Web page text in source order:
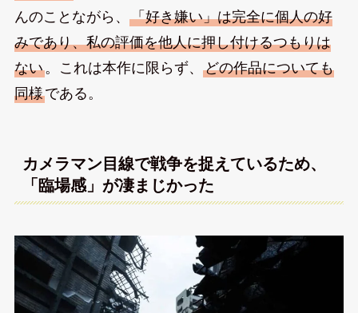
んのことながら、 「好き嫌い」は完全に個人の好
みであり、私の評価を他人に押し付けるつもりは
ない。これは本作に限らず、 どの作品についても
同様である。
カメラマン目線で戦争を捉えているため、
「臨場感」が凄まじかった